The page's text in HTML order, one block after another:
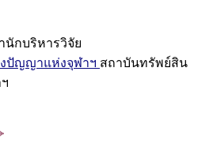
นักบริหารวิจัย
ปัญญาแห่งจุฬาฯ สถาบันทรัพย์สิน